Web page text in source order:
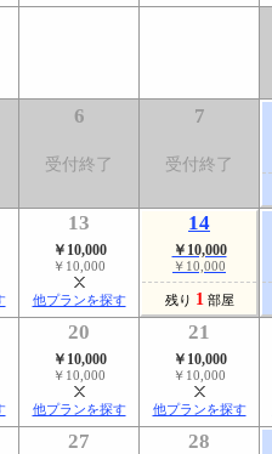
6
受付終了
7
受付終了
13
￥10,000
￥10,000
他プランを探す
14
￥10,000
￥10,000
残り 1 部屋
20
￥10,000
￥10,000
他プランを探す
21
￥10,000
￥10,000
他プランを探す
27 28